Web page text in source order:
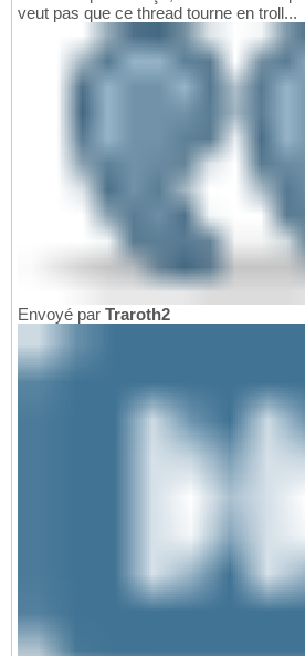
veut pas que ce thread tourne en troll...
Envoyé par Traroth2